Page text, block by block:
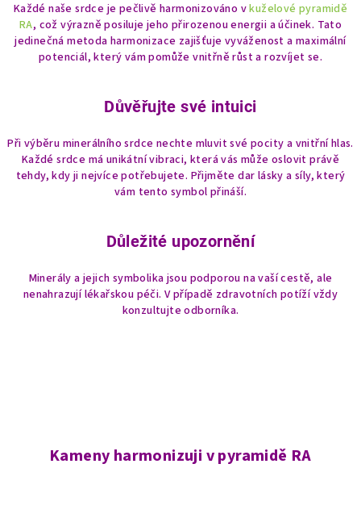
Každé naše srdce je pečlivě harmonizováno vkuželové pyramidě
RA, což výrazně posiluje jeho přirozenou energii a účinek. Tato
jedinečná metoda harmonizace zajišťuje vyváženost a maximální
potenciál, který vám pomůže vnitřně růst a rozvíjet se.
Důvěřujte své intuici
Při výběru minerálního srdce nechte mluvit své pocity a vnitřní hlas.
Každé srdce má unikátní vibraci, která vás může oslovit právě
tehdy, kdy ji nejvíce potřebujete. Přijměte dar lásky a síly, který
vám tento symbol přináší.
Důležité upozornění
Minerály a jejich symbolika jsou podporou na vaší cestě, ale
nenahrazují lékařskou péči. V případě zdravotních potíží vždy
konzultujte odborníka.
Kameny harmonizuji v pyramidě RA